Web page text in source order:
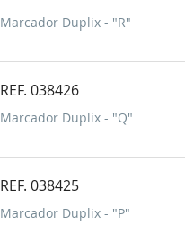
Marcador Duplix - "R"
REF. 038426
Marcador Duplix - "Q"
REF. 038425
Marcador Duplix - "P"